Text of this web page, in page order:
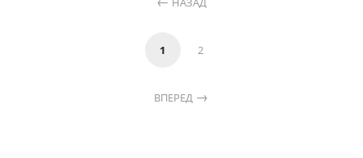
1 2
ВПЕРЕД